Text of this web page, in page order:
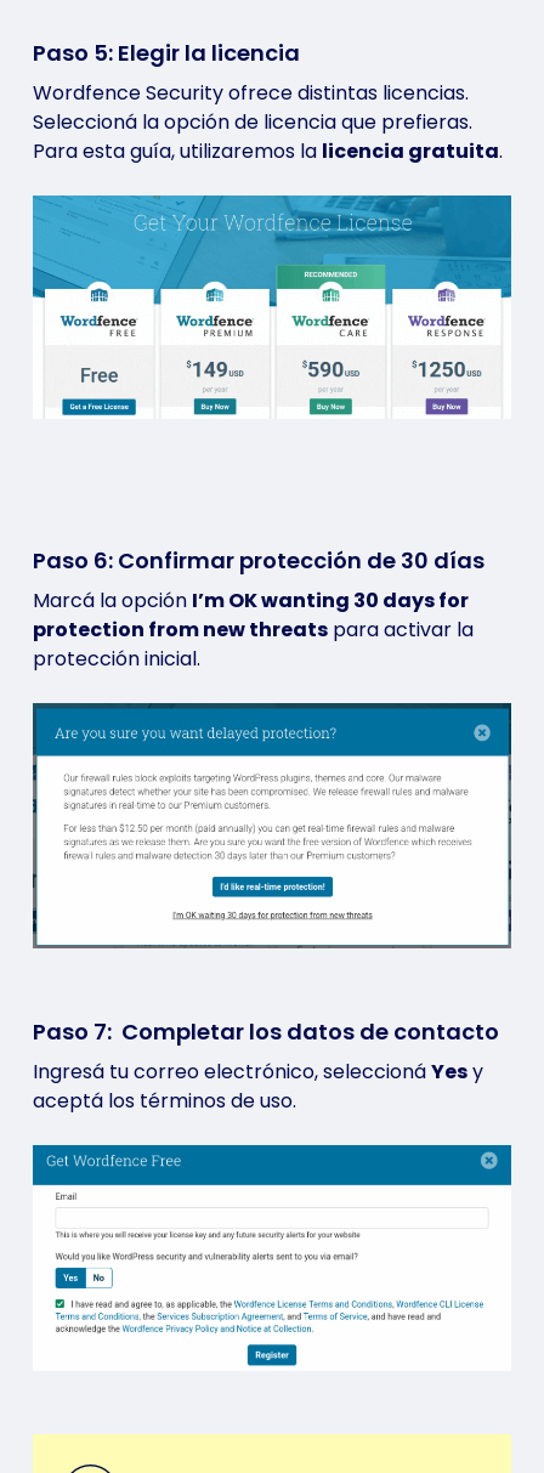
Paso 5: Elegir la licencia
Wordfence Security ofrece distintas licencias.
Seleccioná la opción de licencia que prefieras.
Para esta guía, utilizaremos la licencia gratuita.
Paso 6: Confirmar protección de 30 días
Marcá la opción I’m OK wanting 30 days for
protection from new threatspara activar la
protección inicial.
Paso 7: Completar los datos de contacto
Ingresá tu correo electrónico, seleccionáYesy
aceptá los términos de uso.